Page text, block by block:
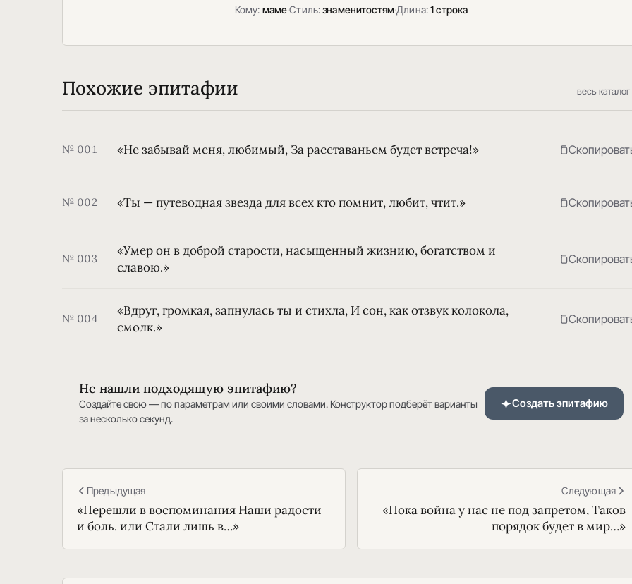
Кому: маме·Стиль:знаменитостям·Длина:1 строка
Похожие эпитафии весь
№ 001 «Не забывай меня, любимый, За расставаньем будет встреча!»
№ 002 «Ты — путеводная звезда для всех кто помнит, любит, чтит.»
№ 003
«Умер он в доброй старости, насыщенный жизнию, богатством и
славою.»
№ 004
«Вдруг, громкая, запнулась ты и стихла, И сон, как отзвук колокола,
смолк.»
Не нашли подходящую эпитафию?
Создайте свою — по параметрам или своими словами. Конструктор подберёт варианты
за несколько секунд.
Создать эпитафию
Предыдущая
«Перешли в воспоминания Наши радости
и боль. или Стали лишь в…»
Следующая
«Пока война у нас не под запретом, Таков
порядок будет в мир…»